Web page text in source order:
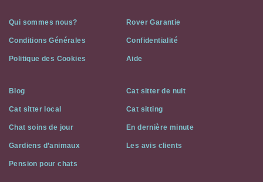
Qui sommes nous? Rover Garantie
Conditions Générales Confidentialité
Politique des Cookies Aide
Blog Cat sitter de nuit
Cat sitter local Cat sitting
Chat soins de jour En dernière minute
Gardiens d’animaux Les avis clients
Pension pour chats